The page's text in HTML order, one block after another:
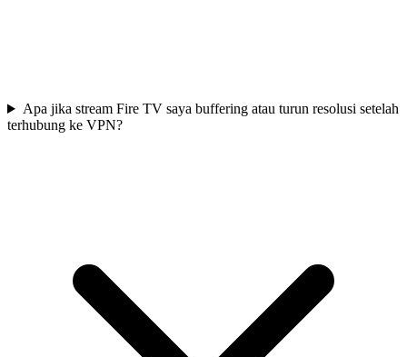
Apa jika stream Fire TV saya buffering atau turun resolusi setelah
terhubung ke VPN?